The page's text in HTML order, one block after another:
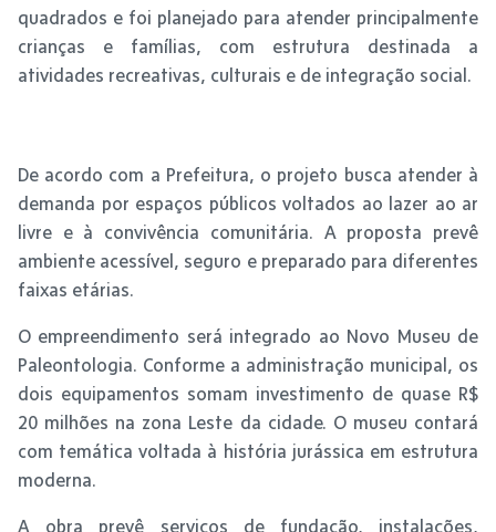
quadrados e foi planejado para atender principalmente
crianças e famílias, com estrutura destinada a
atividades recreativas, culturais e de integração social.
De acordo com a Prefeitura, o projeto busca atender à
demanda por espaços públicos voltados ao lazer ao ar
livre e à convivência comunitária. A proposta prevê
ambiente acessível, seguro e preparado para diferentes
faixas etárias.
O empreendimento será integrado ao Novo Museu de
Paleontologia. Conforme a administração municipal, os
dois equipamentos somam investimento de quase R$
20 milhões na zona Leste da cidade. O museu contará
com temática voltada à história jurássica em estrutura
moderna.
A obra prevê serviços de fundação, instalações,